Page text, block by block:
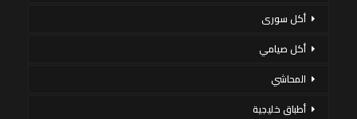
أكل سورى
أكل صيامي
المحاشي
أطباق خليجية